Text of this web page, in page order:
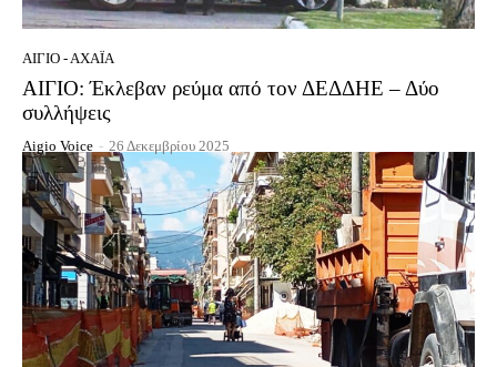
ΑΊΓΙΟ - ΑΧΑΪ́Α
ΑΙΓΙΟ: Έκλεβαν ρεύμα από τον ΔΕΔΔΗΕ – Δύο
συλλήψεις
Aigio Voice - 26 Δεκεμβρίου 2025